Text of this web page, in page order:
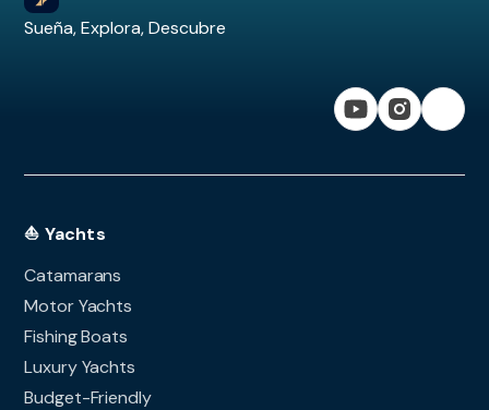
Sueña, Explora, Descubre
⛵ Yachts
Catamarans
Motor Yachts
Fishing Boats
Luxury Yachts
Budget-Friendly